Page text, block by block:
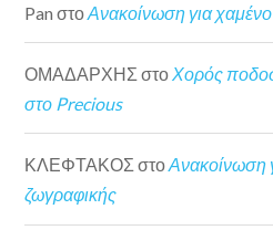
Pan στοΑνακοίνωση για
ΟΜΑΔΑΡΧΗΣ στοΧορός
στο Precious
ΚΛΕΦΤΑΚΟΣ στοΑνακοίνωση
ζωγραφικής